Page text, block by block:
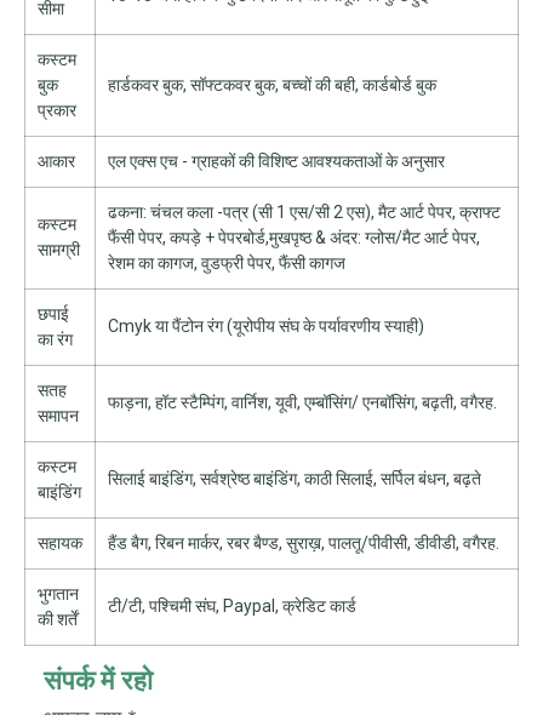
सीमा
कस्टम
बुक
प्रकार
हार्डकवर बुक, सॉफ्टकवर बुक, बच्चों की बही, कार्डबोर्ड बुक
आकार एल एक्स एच - ग्राहकों की विशिष्ट आवश्यकताओं के अनुसार
कस्टम
सामग्री
ढकना: चंचल कला -पत्र (सी 1 एस/सी 2 एस), मैट आर्ट पेपर, क्राफ्ट
फैंसी पेपर, कपड़े + पेपरबोर्ड,मुखपृष्ठ & अंदर: ग्लोस/मैट आर्ट पेपर,
रेशम का कागज, वुडफ्री पेपर, फैंसी कागज
छपाई
का रंग
Cmyk या पैंटोन रंग (यूरोपीय संघ के पर्यावरणीय स्याही)
सतह
समापन
फाड़ना, हॉट स्टैम्पिंग, वार्निश, यूवी, एम्बॉसिंग/ एनबॉसिंग, बढ़ती, वगैरह.
कस्टम
बाइंडिंग
सिलाई बाइंडिंग, सर्वश्रेष्ठ बाइंडिंग, काठी सिलाई, सर्पिल बंधन, बढ़ते
सहायक हैंड बैग, रिबन मार्कर, रबर बैण्ड, सुराख़, पालतू/पीवीसी, डीवीडी, वगैरह.
भुगतान
की शर्तें
टी/टी, पश्चिमी संघ, Paypal, क्रेडिट कार्ड
संपर्क में रहो